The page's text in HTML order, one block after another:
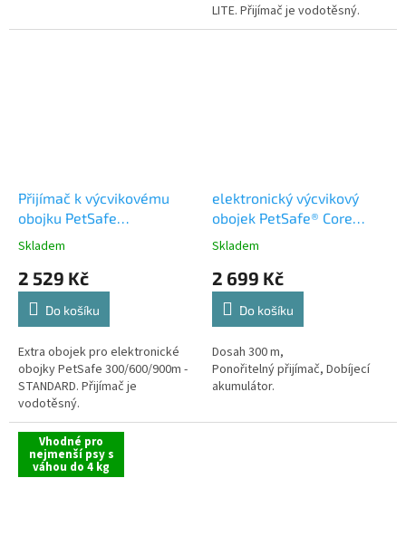
LITE. Přijímač je vodotěsný.
Přijímač k výcvikovému
obojku PetSafe
300/600/900m
Skladem
2 529 Kč
Do košíku
Extra obojek pro elektronické
obojky PetSafe 300/600/900m -
STANDARD. Přijímač je
vodotěsný.
elektronický výcvikový
obojek PetSafe® Core
300m
Skladem
2 699 Kč
Do košíku
Dosah 300 m,
Ponořitelný přijímač, Dobíjecí
akumulátor.
Vhodné pro
nejmenší psy s
váhou do 4 kg